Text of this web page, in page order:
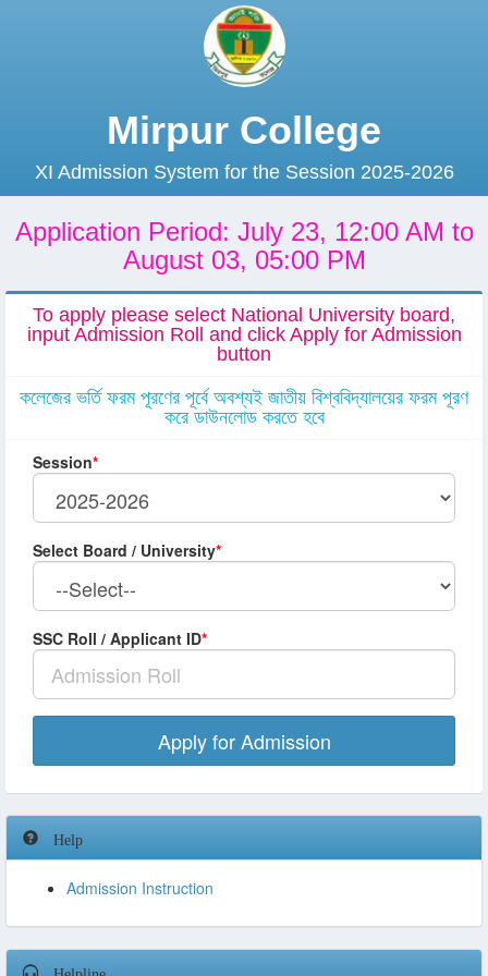
Mirpur College
XI Admission System for the Session 2025-2026
Application Period: July 23, 12:00 AM to
August 03, 05:00 PM
To apply please select National University board,
input Admission Roll and click Apply for Admission
button
কলেজের ভর্তি ফরম পূরণের পূর্বে অবশ্যই জাতীয় বিশ্ববিদ্যালয়ের ফরম পূরণ
করে ডাউনলোড করতে হবে
Session*
Select Board / University*
SSC Roll / Applicant ID*
Apply for Admission
Help
Admission Instruction
Helpline